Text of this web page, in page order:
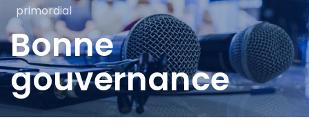
Bonne
gouvernance
primordial